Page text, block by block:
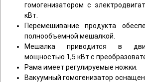
гомогенизатором с
кВт.
Перемешивание продукта
полнообъемной мешалкой.
Мешалка приводится в
мощностью 1,5 кВт с
Рама имеет регулируемые ножки.
Вакуумный гомогенизатор